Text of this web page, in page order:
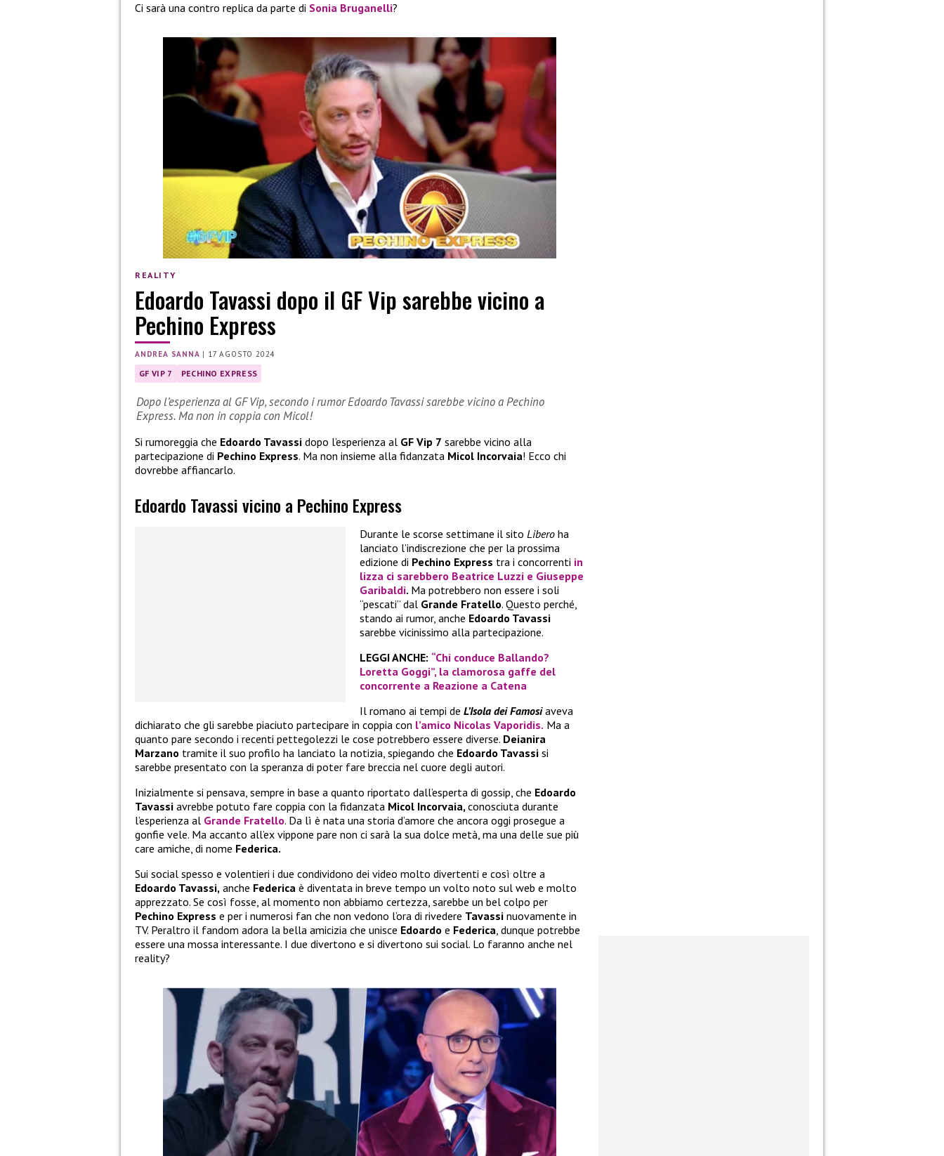
Ci sarà una contro replica da parte di Sonia Bruganelli?
REALITY
Edoardo Tavassi dopo il GF Vip sarebbe vicino a
Pechino Express
ANDREA SANNA | 17 AGOSTO 2024
GF VIP 7 PECHINO EXPRESS
Dopo l’esperienza al GF Vip, secondo i rumor Edoardo Tavassi sarebbe vicino a Pechino
Express. Ma non in coppia con Micol!
Si rumoreggia che Edoardo Tavassi dopo l’esperienza al GF Vip 7 sarebbe vicino alla
partecipazione di Pechino Express. Ma non insieme alla fidanzata Micol Incorvaia! Ecco chi
dovrebbe affiancarlo.
Edoardo Tavassi vicino a Pechino Express
Durante le scorse settimane il sito Libero ha
lanciato l’indiscrezione che per la prossima
edizione di Pechino Express tra i concorrenti in
lizza ci sarebbero Beatrice Luzzi e Giuseppe
Garibaldi. Ma potrebbero non essere i soli
“pescati” dal Grande Fratello. Questo perché,
stando ai rumor, anche Edoardo Tavassi
sarebbe vicinissimo alla partecipazione.
LEGGI ANCHE: “Chi conduce Ballando?
Loretta Goggi”, la clamorosa gaffe del
concorrente a Reazione a Catena
Il romano ai tempi de L’Isola dei Famosiaveva
dichiarato che gli sarebbe piaciuto partecipare in coppia con l’amico Nicolas Vaporidis. Ma a
quanto pare secondo i recenti pettegolezzi le cose potrebbero essere diverse. Deianira
Marzano tramite il suo profilo ha lanciato la notizia, spiegando che Edoardo Tavassi si
sarebbe presentato con la speranza di poter fare breccia nel cuore degli autori.
Inizialmente si pensava, sempre in base a quanto riportato dall’esperta di gossip, che Edoardo
Tavassi avrebbe potuto fare coppia con la fidanzata Micol Incorvaia,conosciuta durante
l’esperienza al Grande Fratello. Da lì è nata una storia d’amore che ancora oggi prosegue a
gonfie vele. Ma accanto all’ex vippone pare non ci sarà la sua dolce metà, ma una delle sue più
care amiche, di nome Federica.
Sui social spesso e volentieri i due condividono dei video molto divertenti e così oltre a
Edoardo Tavassi, anche Federica è diventata in breve tempo un volto noto sul web e molto
apprezzato. Se così fosse, al momento non abbiamo certezza, sarebbe un bel colpo per
Pechino Express e per i numerosi fan che non vedono l’ora di rivedere Tavassi nuovamente in
TV. Peraltro il fandom adora la bella amicizia che unisce Edoardo e Federica, dunque potrebbe
essere una mossa interessante. I due divertono e si divertono sui social. Lo faranno anche nel
reality?